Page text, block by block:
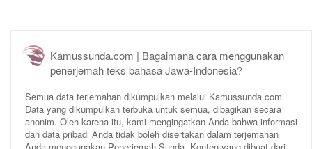
Kamussunda.com | Bagaimana cara menggunakan
penerjemah teks bahasa Jawa-Indonesia?
Semua data terjemahan dikumpulkan melalui Kamussunda.com.
Data yang dikumpulkan terbuka untuk semua, dibagikan secara
anonim. Oleh karena itu, kami mengingatkan Anda bahwa informasi
dan data pribadi Anda tidak boleh disertakan dalam terjemahan